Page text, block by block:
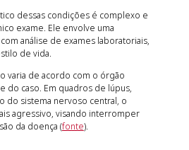
dessas condições é complexo e
exame. Ele envolve uma
análise de exames laboratoriais,
de vida.
varia de acordo com o órgão
do caso. Em quadros de lúpus,
do sistema nervoso central, o
agressivo, visando interromper
da doença (fonte).